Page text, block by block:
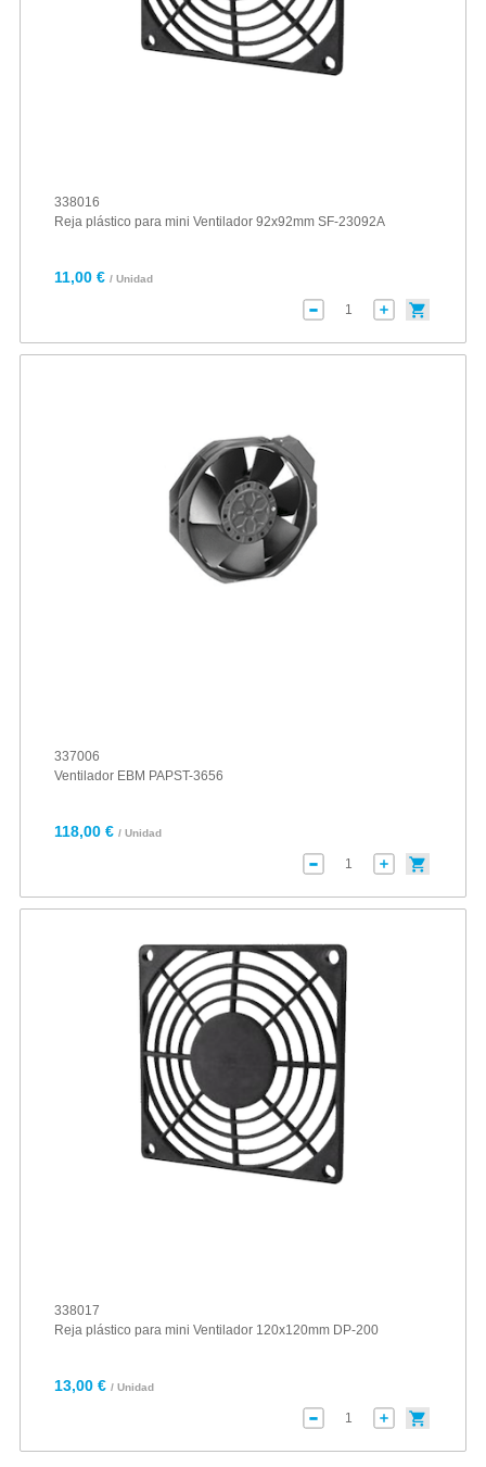
338016
Reja plástico para mini Ventilador 92x92mm SF-23092A
11,00 € / Unidad
337006
Ventilador EBM PAPST-3656
118,00 € / Unidad
338017
Reja plástico para mini Ventilador 120x120mm DP-200
13,00 € / Unidad